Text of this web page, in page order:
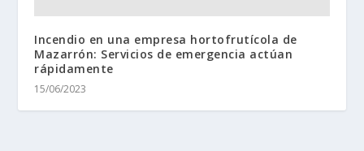
Incendio en una empresa hortofrutícola de
Mazarrón: Servicios de emergencia actúan
rápidamente
15/06/2023